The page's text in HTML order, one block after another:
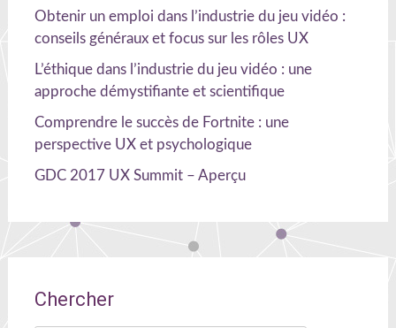
Obtenir un emploi dans l’industrie du jeu vidéo :
conseils généraux et focus sur les rôles UX
L’éthique dans l’industrie du jeu vidéo : une
approche démystifiante et scientifique
Comprendre le succès de Fortnite : une
perspective UX et psychologique
GDC 2017 UX Summit – Aperçu
Chercher